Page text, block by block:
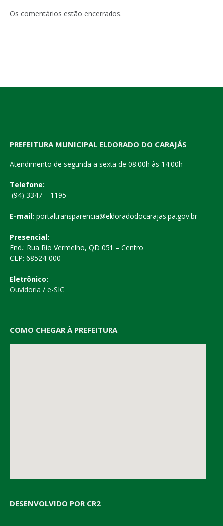
Os comentários estão encerrados.
PREFEITURA MUNICIPAL ELDORADO DO CARAJÁS
Atendimento de segunda a sexta de 08:00h às 14:00h
Telefone:
(94) 3347 – 1195
E-mail: portaltransparencia@eldoradodocarajas.pa.gov.br
Presencial:
End.: Rua Rio Vermelho, QD 051 – Centro
CEP: 68524-000
Eletrônico:
Ouvidoria / e-SIC
COMO CHEGAR À PREFEITURA
DESENVOLVIDO POR CR2